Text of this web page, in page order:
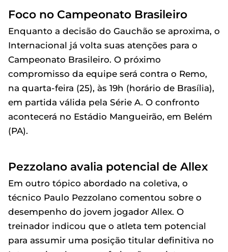
Foco no Campeonato Brasileiro
Enquanto a decisão do Gauchão se aproxima, o
Internacional já volta suas atenções para o
Campeonato Brasileiro. O próximo
compromisso da equipe será contra o Remo,
na quarta-feira (25), às 19h (horário de Brasília),
em partida válida pela Série A. O confronto
acontecerá no Estádio Mangueirão, em Belém
(PA).
Pezzolano avalia potencial de Allex
Em outro tópico abordado na coletiva, o
técnico Paulo Pezzolano comentou sobre o
desempenho do jovem jogador Allex. O
treinador indicou que o atleta tem potencial
para assumir uma posição titular definitiva no